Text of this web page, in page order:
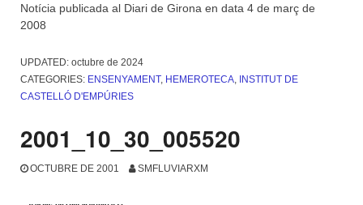
Notícia publicada al Diari de Girona en data 4 de març de
2008
UPDATED: octubre de 2024
CATEGORIES: ENSENYAMENT, HEMEROTECA INSTITUT DE
CASTELLÓ D'EMPÚRIES
2001_10_30_005520
OCTUBRE DE 2001 SMFLUVIARXM